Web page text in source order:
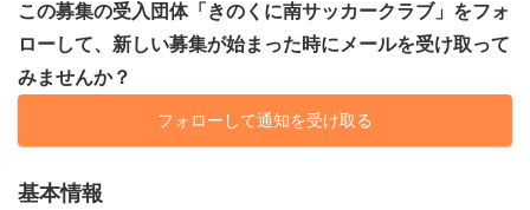
この募集の受入団体「きのくに南サッカークラブ」をフォ
ローして、新しい募集が始まった時にメールを受け取って
みませんか？
フォローして通知を受け取る
基本情報